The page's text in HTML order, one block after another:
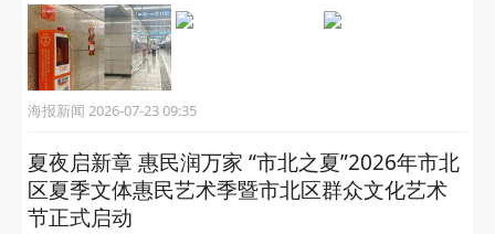
海报新闻 2026-07-23 09:35
夏夜启新章 惠民润万家 “市北之夏”2026年市北
区夏季文体惠民艺术季暨市北区群众文化艺术
节正式启动